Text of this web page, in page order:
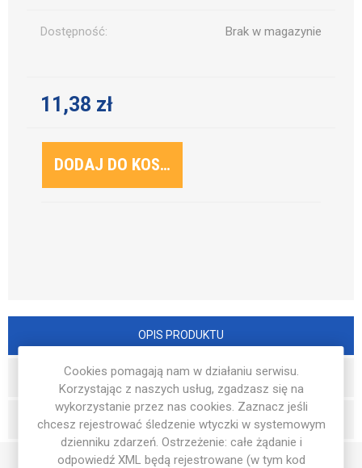
Dostępność: Brak w magazynie
11,38 zł
OPIS PRODUKTU
RECENZJE
WYŚLIJ PYTANIE
Cookies pomagają nam w działaniu serwisu.
Korzystając z naszych usług, zgadzasz się na
wykorzystanie przez nas cookies. Zaznacz jeśli
chcesz rejestrować śledzenie wtyczki w systemowym
dzienniku zdarzeń. Ostrzeżenie: całe żądanie i
odpowiedź XML będą rejestrowane (w tym kod